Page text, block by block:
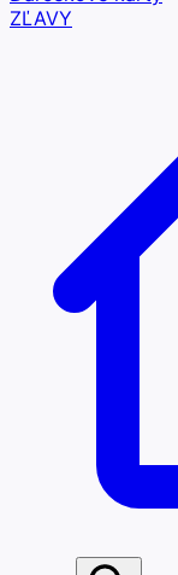
ZĽAVY